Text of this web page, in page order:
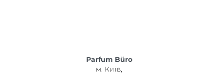
Parfum Büro
м. Київ,